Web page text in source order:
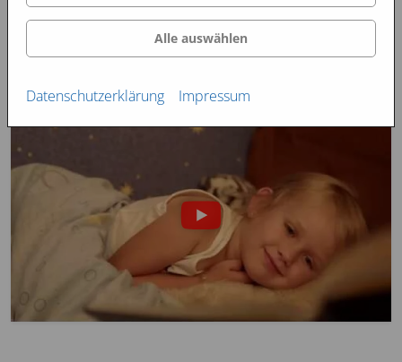
Alle auswählen
Datenschutzerklärung Impressum